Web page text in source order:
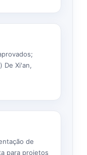
De Xi'an,
de
para projetos